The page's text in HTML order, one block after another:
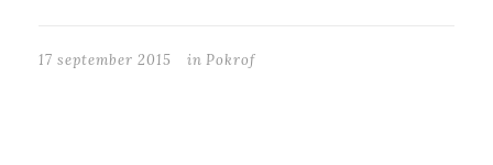
17 september 2015 in Pokrof